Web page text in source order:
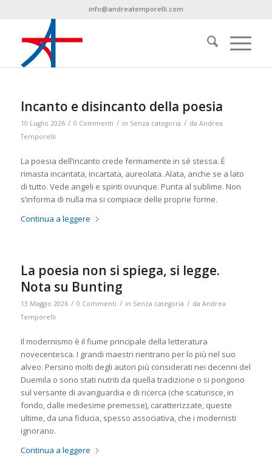
info@andreatemporelli.com
Incanto e disincanto della poesia
10 Luglio 2026 / 0 Commenti / in Senza categoria / da Andrea
Temporelli
La poesia dell’incanto crede fermamente in sé stessa. È
rimasta incantata, incartata, aureolata. Alata, anche se a lato
di tutto. Vede angeli e spiriti ovunque. Punta al sublime. Non
s’informa di nulla ma si compiace delle proprie forme.
Continua a leggere
La poesia non si spiega, si legge.
Nota su Bunting
13 Maggio 2026 / 0 Commenti / in Senza categoria / da Andrea
Temporelli
Il modernismo è il fiume principale della letteratura
novecentesca. I grandi maestri rientrano per lo più nel suo
alveo. Persino molti degli autori più considerati nei decenni del
Duemila o sono stati nutriti da quella tradizione o si pongono
sul versante di avanguardia e di ricerca (che scaturisce, in
fondo, dalle medesime premesse), caratterizzate, queste
ultime, da una fiducia, spesso associativa, che i modernisti
ignorano.
Continua a leggere